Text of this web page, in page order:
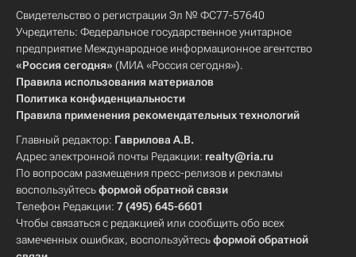
Свидетельство о регистрации Эл № ФС77-57640
Учредитель: Федеральное государственное унитарное
предприятие Международное информационное агентство
«Россия сегодня» (МИА «Россия сегодня»).
Правила использования материалов
Политика конфиденциальности
Правила применения рекомендательных технологий
Главный редактор: Гаврилова А.В.
Адрес электронной почты Редакции: realty@ria.ru
По вопросам размещения пресс-релизов и рекламы
воспользуйтесьформой обратной связи
Телефон Редакции: 7 (495) 645-6601
Чтобы связаться с редакцией или сообщить обо всех
замеченных ошибках, воспользуйтесьформой обратной